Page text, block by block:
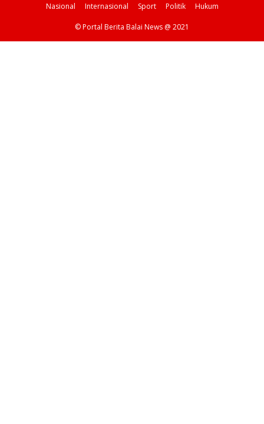
Nasional
Internasional Sport Politik Hukum
© Portal Berita Balai News @ 2021